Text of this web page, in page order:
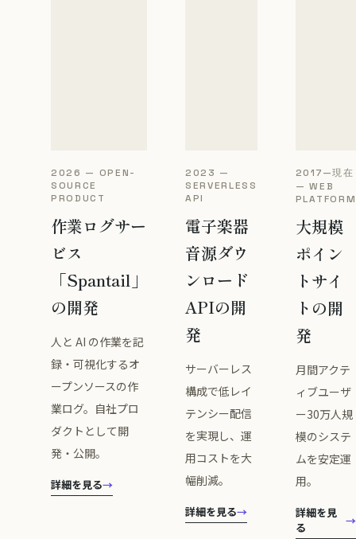
2026 — OPEN-
SOURCE
PRODUCT
作業ログサー
ビス
「Spantail」
の開発
人と AI の作業を記
録・可視化するオ
ープンソースの作
業ログ。自社プロ
ダクトとして開
発・公開。
詳細を見る→
2023 —
SERVERLESS
API
電子楽器
音源ダウ
ンロード
APIの開
発
サーバーレス
構成で低レイ
テンシー配信
を実現し、運
用コストを大
幅削減。
詳細を見る→
2017—現在
— WEB
PLATFORM
大規模
ポイン
トサイ
トの開
発
月間アクテ
ィブユーザ
ー30万人規
模のシステ
ムを安定運
用。
詳細を見
る
→